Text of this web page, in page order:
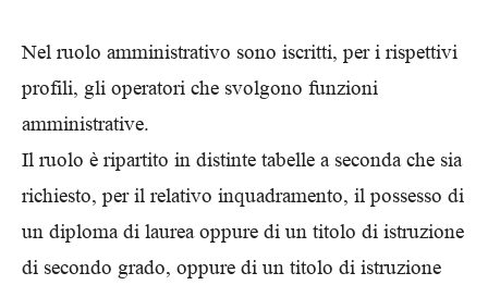
Nel ruolo amministrativo sono iscritti, per i rispettivi
profili, gli operatori che svolgono funzioni
amministrative.
Il ruolo è ripartito in distinte tabelle a seconda che sia
richiesto, per il relativo inquadramento, il possesso di
un diploma di laurea oppure di un titolo di istruzione
di secondo grado, oppure di un titolo di istruzione